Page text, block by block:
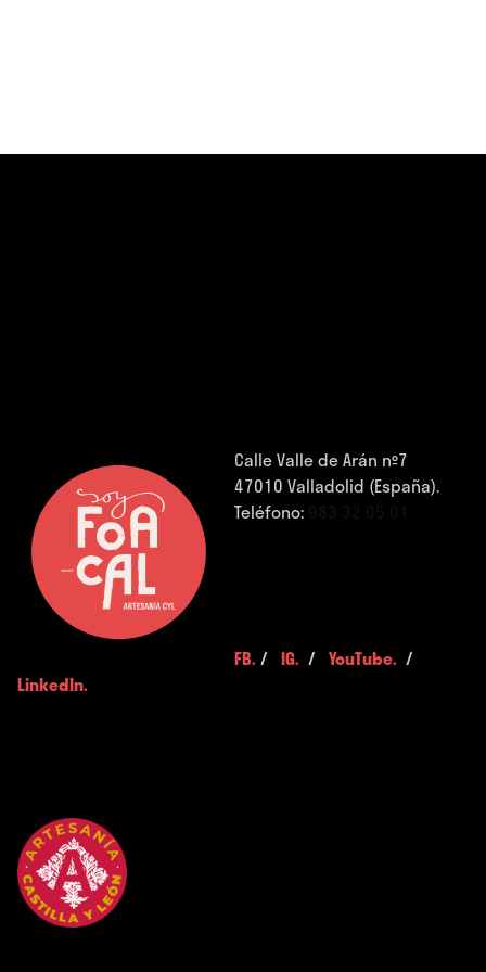
Calle Valle de Arán nº7
47010 Valladolid (España).
Teléfono:
FB. / IG. / YouTube. /
LinkedIn.